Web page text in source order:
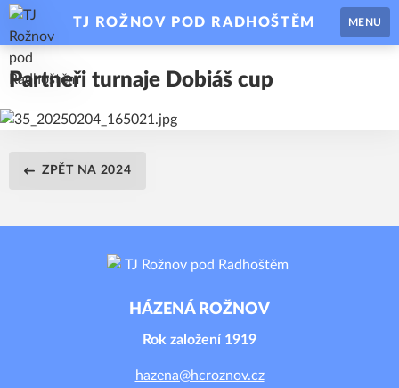
TJ ROŽNOV POD RADHOŠTĚM MENU
Partneři turnaje Dobiáš cup
ZPĚT NA 2024
HÁZENÁ ROŽNOV
Rok založení 1919
hazena@hcroznov.cz